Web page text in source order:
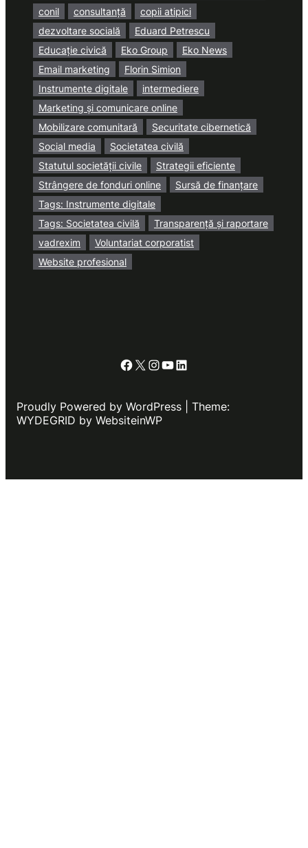
conil
consultanță
copii atipici
dezvoltare socială
Eduard Petrescu
Educație civică
Eko Group
Eko News
Email marketing
Florin Simion
Instrumente digitale
intermediere
Marketing și comunicare online
Mobilizare comunitară
Securitate cibernetică
Social media
Societatea civilă
Statutul societății civile
Strategii eficiente
Strângere de fonduri online
Sursă de finanțare
Tags: Instrumente digitale
Tags: Societatea civilă
Transparență și raportare
vadrexim
Voluntariat corporatist
Website profesional
Facebook
X Instagram
YouTube
LinkedIn
Proudly Powered by WordPress | Theme:
WYDEGRID by WebsiteinWP